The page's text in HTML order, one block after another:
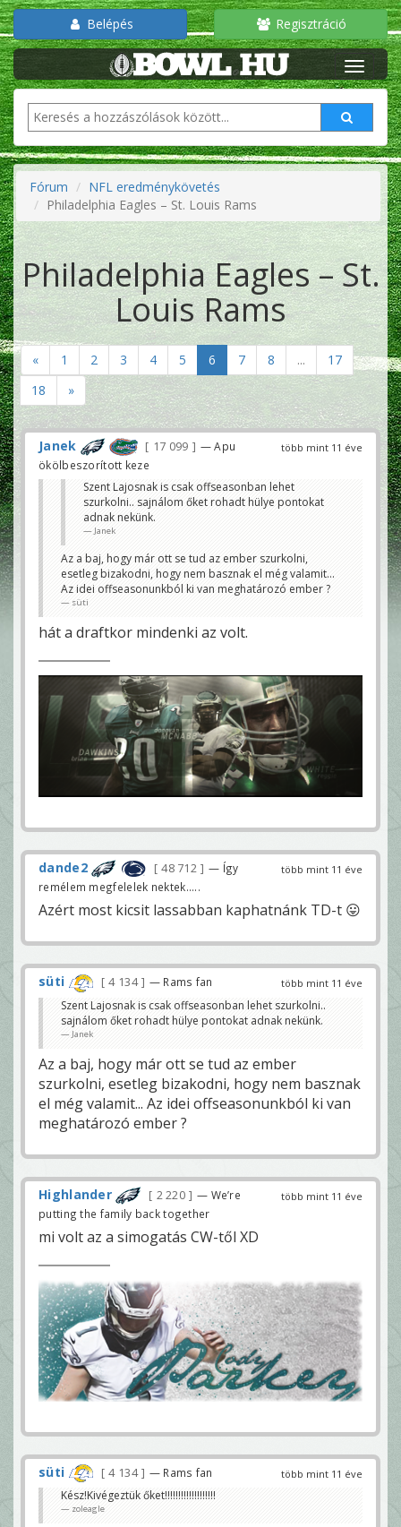
Belépés Regisztráció
Fórum
NFL eredménykövetés
Philadelphia Eagles – St. Louis Rams
Philadelphia Eagles – St.
Louis Rams
« 1 2 3 4 5 6 7 8 ...
17
18
»
több mint 11 éve
Janek 17 099
— Apu
ökölbeszorított keze
Szent Lajosnak is csak offseasonban lehet
szurkolni.. sajnálom őket rohadt hülye pontokat
adnak nekünk.
Janek
Az a baj, hogy már ott se tud az ember szurkolni,
esetleg bizakodni, hogy nem basznak el még valamit...
Az idei offseasonunkból ki van meghatározó ember ?
süti
hát a draftkor mindenki az volt.
több mint 11 éve
dande2 48 712
— Így
remélem megfelelek nektek.....
Azért most kicsit lassabban kaphatnánk TD-t 😛
több mint 11 éve
süti 4 134 — Rams fan
Szent Lajosnak is csak offseasonban lehet szurkolni..
sajnálom őket rohadt hülye pontokat adnak nekünk.
Janek
Az a baj, hogy már ott se tud az ember
szurkolni, esetleg bizakodni, hogy nem basznak
el még valamit... Az idei offseasonunkból ki van
meghatározó ember ?
több mint 11 éve
Highlander 2 220
— We’re
putting the family back together
mi volt az a simogatás CW-től XD
több mint 11 éve
süti 4 134 — Rams fan
Kész!Kivégeztük őket!!!!!!!!!!!!!!!!!!!
zoleagle